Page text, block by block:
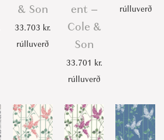
& Son
33.703 kr.
rúlluverð
ent –
Cole &
Son
33.701 kr.
rúlluverð
rúlluverð